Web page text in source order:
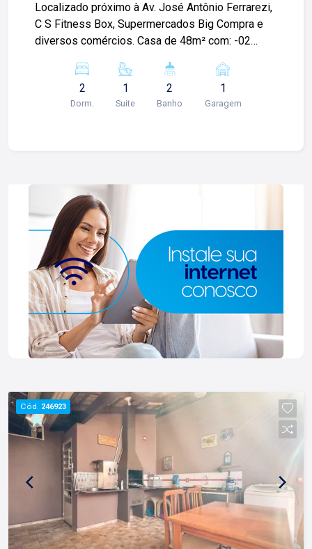
Localizado próximo à Av. José Antônio Ferrarezi,
C S Fitness Box, Supermercados Big Compra e
diversos comércios. Casa de 48m² com: -02
serviço; -01 banheiro social; Para mais
informações e agendar visita, entre em contato.
Lago é RELACIONAMENTO! Desde 1987 esta é a
imobiliária que equilibra a tradicionalidade com o
arrojo e a força comercial da atualidade. A Lago é
sua principal imobiliária em Ribeirão Preto!
2
Dorm.
1
Suite
2
Banho
1
Garagem
Cód. 246923